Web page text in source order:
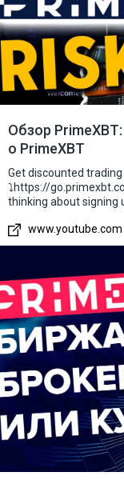
Обзор
о PrimeXBT
Get discounted
⤵️https://
thinking about signing
www.youtube.com